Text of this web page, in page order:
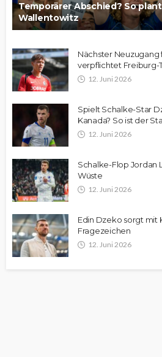
Temporärer Abschied? So
Wallentowitz
Nächster Neuzugang
verpflichtet Freiburg-
12. Juni 2026
Spielt Schalke-Star
Kanada? So ist der
12. Juni 2026
Schalke-Flop Jordan
Wüste
12. Juni 2026
Edin Dzeko sorgt mit
Fragezeichen
12. Juni 2026